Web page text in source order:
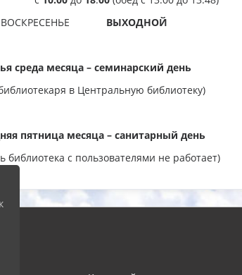
ВОСКРЕСЕНЬЕ ВЫХОДНОЙ
среда месяца – семинарский день
в Центральную библиотеку)
пятница месяца – санитарный день
библиотека с пользователями не работает)